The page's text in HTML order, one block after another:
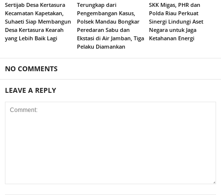
Sertijab Desa Kertasura
Kecamatan Kapetakan,
Suhaeti Siap Membangun
Desa Kertasura Kearah
yang Lebih Baik Lagi
Terungkap dari
Pengembangan Kasus,
Polsek Mandau Bongkar
Peredaran Sabu dan
Ekstasi di Air Jamban, Tiga
Pelaku Diamankan
SKK Migas, PHR dan
Polda Riau Perkuat
Sinergi Lindungi Aset
Negara untuk Jaga
Ketahanan Energi
NO COMMENTS
LEAVE A REPLY